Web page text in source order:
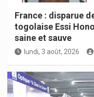
France : disparue
togolaise Essi
saine et sauve
lundi, 3 août, 2026